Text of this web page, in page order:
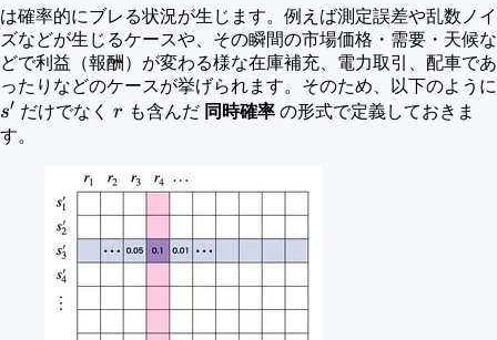
は確率的にブレる状況が生じます。例えば測定誤差や乱数ノイ
ズなどが生じるケースや、その瞬間の市場価格・需要・天候な
どで利益（報酬）が変わる様な在庫補充、電力取引、配車であ
ったりなどのケースが挙げられます。そのため、以下のように
s'
s′ だけでなく r
r も含んだ 同時確率の形式で定義しておきま
す。